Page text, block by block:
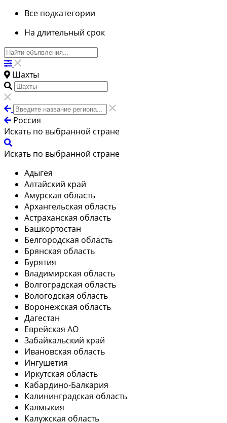
Все подкатегории
На длительный срок
Шахты
Россия
Искать по выбранной стране
Искать по выбранной стране
Адыгея
Алтайский край
Амурская область
Архангельская область
Астраханская область
Башкортостан
Белгородская область
Брянская область
Бурятия
Владимирская область
Волгоградская область
Вологодская область
Воронежская область
Дагестан
Еврейская АО
Забайкальский край
Ивановская область
Ингушетия
Иркутская область
Кабардино-Балкария
Калининградская область
Калмыкия
Калужская область